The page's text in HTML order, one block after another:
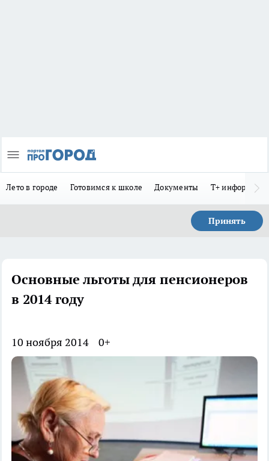
Лето в городе Готовимся к школе Документы Т+
Принять
Основные льготы для пенсионеров
в 2014 году
10 ноября 2014 0+